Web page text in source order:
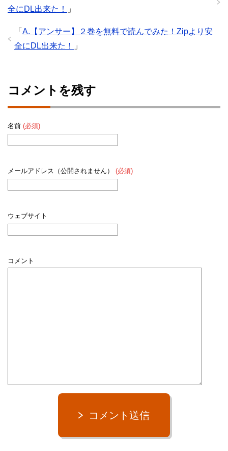
全にDL出来た！
」
「 A.【アンサー】２巻を無料で読んでみた！Zipより安
全にDL出来た！
」
コメントを残す
名前 (必須)
メールアドレス（公開されません） (必須)
ウェブサイト
コメント
コメント送信